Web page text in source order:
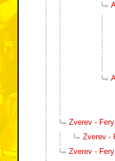
Zverev -
Zverev -
Zverev -